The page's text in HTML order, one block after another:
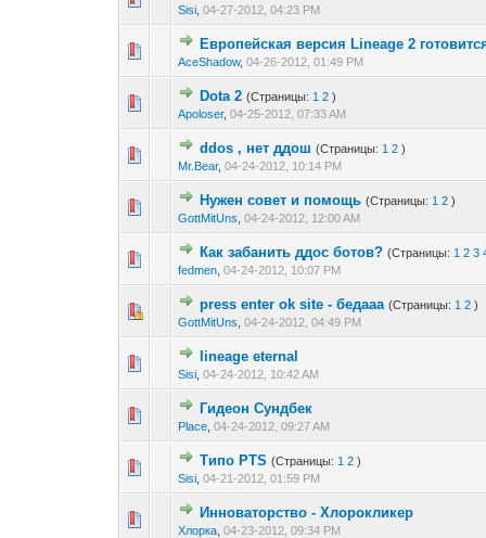
Sisi ,04-27-2012, 04:23 PM
Европейская версия Lineage 2
AceShadow,04-26-2012, 01:49 PM
0 голос(ов) - 0 из
12
Dota 2 (Страницы: 1 2 )
Apoloser,04-25-2012, 07:33 AM
ddos , нет ддош (Страницы: 1 2 )
Mr.Bear,04-24-2012, 10:14 PM
0 голос(ов) - 0 из
Нужен совет и помощь (Страницы: 1 2 )
GottMitUns ,04-24-2012, 12:00 AM
0 голос(ов) - 0 из
Как забанить ддос ботов? (Страницы: 1 2 3
fedmen ,04-24-2012, 10:07 PM
0 голос(ов) - 0 из
1 2
press enter ok site - бедааа (Страницы: 1 2 )
GottMitUns ,04-24-2012, 04:49 PM
0 голос(ов) - 0 из
1 2
lineage eternal
Sisi ,04-24-2012, 10:42 AM
Гидеон Сундбек
Place ,04-24-2012, 09:27 AM
Типо PTS (Страницы: 1 2 )
Sisi ,04-21-2012, 01:59 PM
Инноваторство - Хлорокликер
Хлорка ,04-23-2012, 09:34 PM
0 голос(ов) - 0 из